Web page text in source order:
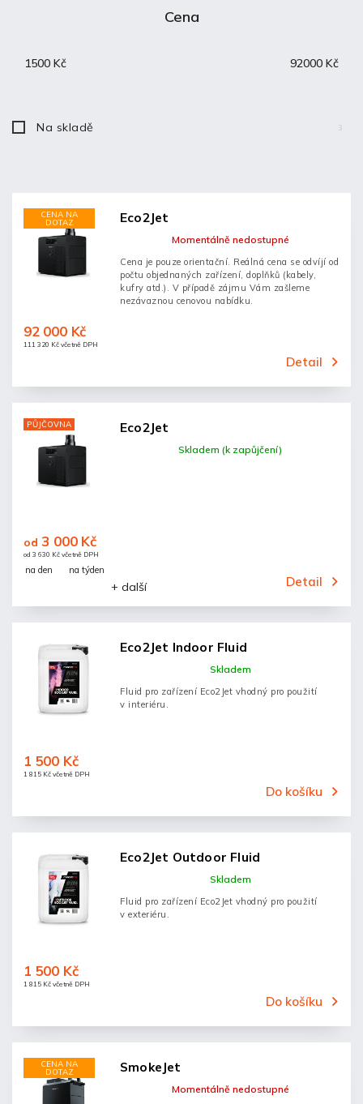
Cena
1500 Kč 92000 Kč
Na skladě 3
CENA NA
DOTAZ
Eco2Jet
Momentálně nedostupné
111 320 Kč včetně DPH
92 000 Kč
Detail
Cena je pouze orientační. Reálná cena se odvíjí od
počtu objednaných zařízení, doplňků (kabely,
kufry atd.). V případě zájmu Vám zašleme
nezávaznou cenovou nabídku.
PŮJČOVNA Eco2Jet
Skladem (k zapůjčení)
od 3 630 Kč včetně DPH
od 3 000 Kč
Detail
na den na týden
+ další
Eco2Jet Indoor Fluid
Skladem
1 815 Kč včetně DPH
1 500 Kč
Do košíku
Fluid pro zařízení Eco2Jet vhodný pro použití
v interiéru.
Eco2Jet Outdoor Fluid
Skladem
1 815 Kč včetně DPH
1 500 Kč
Do košíku
Fluid pro zařízení Eco2Jet vhodný pro použití
v exteriéru.
CENA NA
DOTAZ
SmokeJet
Momentálně nedostupné